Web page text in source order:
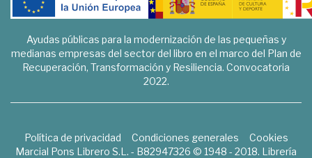
Ayudas públicas para la modernización de las pequeñas y
medianas empresas del sector del libro en el marco del Plan de
Recuperación, Transformación y Resiliencia. Convocatoria
2022.
Política de privacidad Condiciones generales
Cookies
Marcial Pons Librero S.L. - B82947326 © 1948 - 2018. Librería